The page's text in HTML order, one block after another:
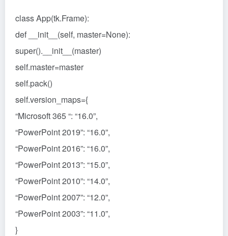
class App(tk.Frame):
def __init__(self, master=None):
super().__init__(master)
self.master=master
self.pack()
self.version_maps={
“Microsoft 365 “: “16.0”,
“PowerPoint 2019”: “16.0”,
“PowerPoint 2016”: “16.0”,
“PowerPoint 2013”: “15.0”,
“PowerPoint 2010”: “14.0”,
“PowerPoint 2007”: “12.0”,
“PowerPoint 2003”: “11.0”,
}